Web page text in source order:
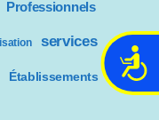
A
c
Professionnels
services
Établissements